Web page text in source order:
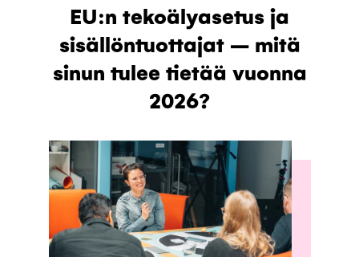
EU:n tekoälyasetus ja
sisällöntuottajat – mitä
sinun tulee tietää vuonna
2026?